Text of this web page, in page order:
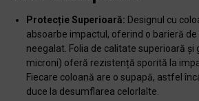
Protecție Superioară: Designul cu
absoarbe impactul, oferind o barieră
neegalat. Folia de calitate superioară și
microni) oferă rezistență sporită la
Fiecare coloană are o supapă, astfel
duce la desumflarea celorlalte.